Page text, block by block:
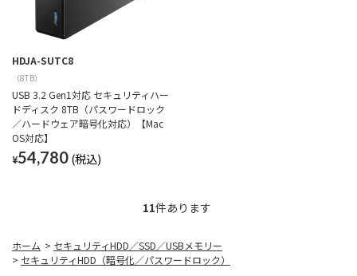
HDJA-SUTC8
（8TB）
USB 3.2 Gen1対応 セキュリティハー
ドディスク 8TB（パスワードロック
／ハードウェア暗号化対応）【Mac
OS対応】
¥54,780
11件あります
ホーム > セキュリティHDD／SSD／USBメモリー
> セキュリティHDD（暗号化／パスワードロック）